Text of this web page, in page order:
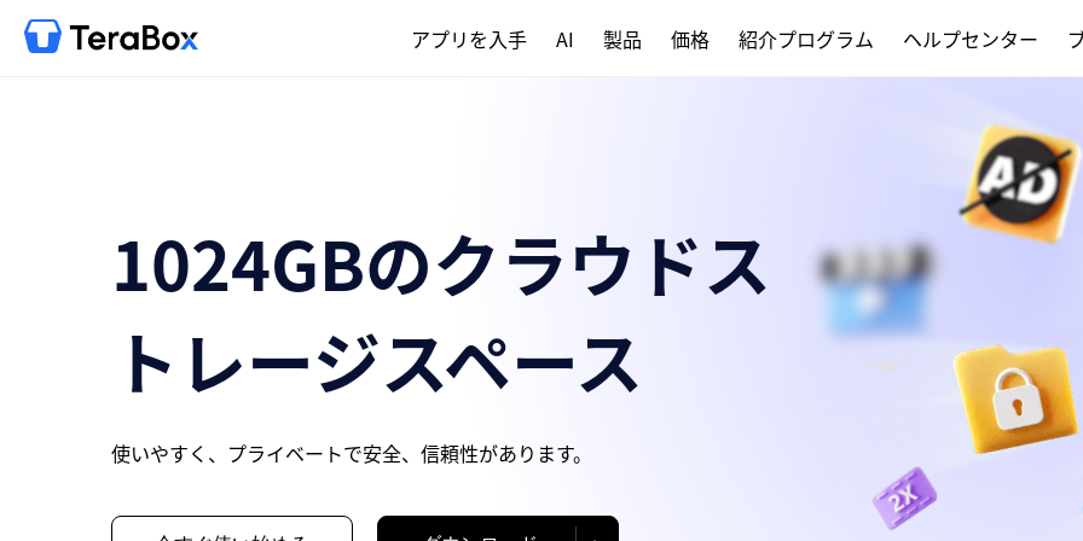
アプリを入手 AI 製品 価格 紹介プログラム ヘルプセンター
1024GBのクラウドス
トレージスペース
使いやすく、プライベートで安全、信頼性があります。